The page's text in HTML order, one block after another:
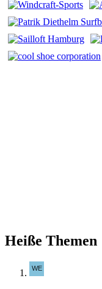
Heiße Themen